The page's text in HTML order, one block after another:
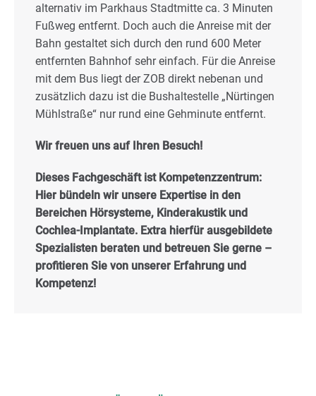
alternativ im Parkhaus Stadtmitte ca. 3 Minuten
Fußweg entfernt. Doch auch die Anreise mit der
Bahn gestaltet sich durch den rund 600 Meter
entfernten Bahnhof sehr einfach. Für die Anreise
mit dem Bus liegt der ZOB direkt nebenan und
zusätzlich dazu ist die Bushaltestelle „Nürtingen
Mühlstraße“ nur rund eine Gehminute entfernt.
Wir freuen uns auf Ihren Besuch!
Dieses Fachgeschäft ist Kompetenzzentrum:
Hier bündeln wir unsere Expertise in den
Bereichen Hörsysteme, Kinderakustik und
Cochlea-Implantate. Extra hierfür ausgebildete
Spezialisten beraten und betreuen Sie gerne –
profitieren Sie von unserer Erfahrung und
Kompetenz!